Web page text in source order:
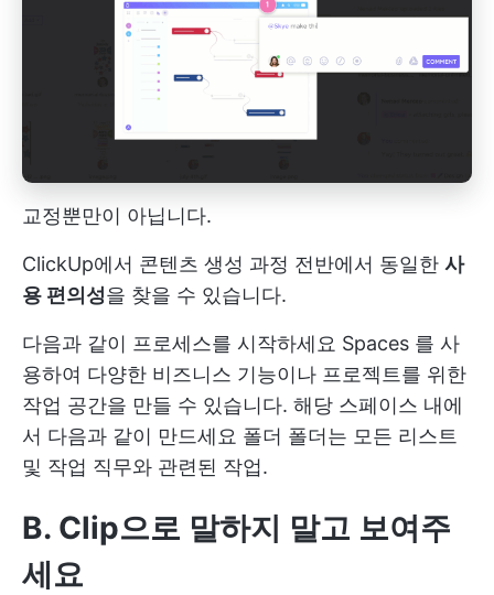
교정뿐만이 아닙니다.
ClickUp에서 콘텐츠 생성 과정 전반에서 동일한 사
용 편의성을 찾을 수 있습니다.
다음과 같이 프로세스를 시작하세요 Spaces 를 사
용하여 다양한 비즈니스 기능이나 프로젝트를 위한
작업 공간을 만들 수 있습니다. 해당 스페이스 내에
서 다음과 같이 만드세요 폴더 폴더는 모든 리스트
및 작업 직무와 관련된 작업.
B. Clip으로 말하지 말고 보여주
세요